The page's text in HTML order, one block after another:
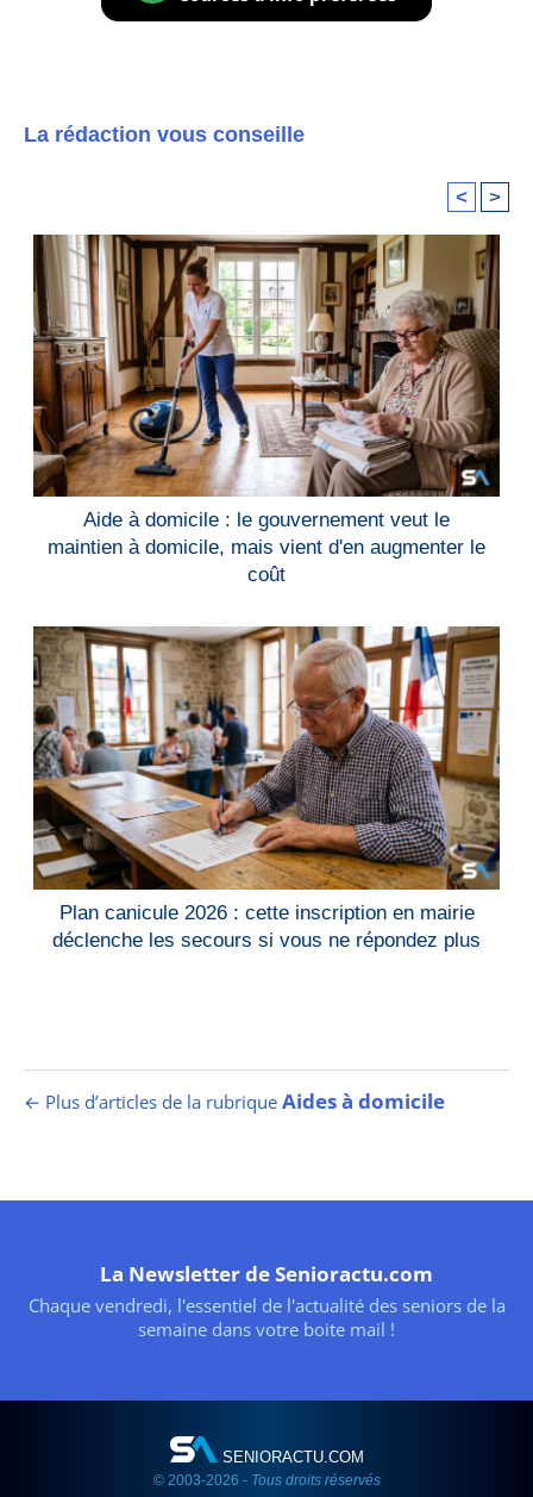
La rédaction vous conseille
< >
Aide à domicile : le gouvernement veut le
maintien à domicile, mais vient d'en augmenter le
coût
Plan canicule 2026 : cette inscription en mairie
déclenche les secours si vous ne répondez plus
← Plus d’articles de la rubrique Aides à domicile
La Newsletter de Senioractu.com
Chaque vendredi, l'essentiel de l'actualité des seniors de la
semaine dans votre boite mail !
SENIORACTU.COM
© 2003-2026 - Tous droits réservés